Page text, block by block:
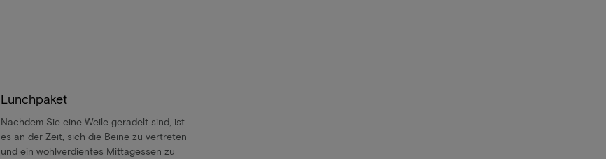
Lunchpaket
Nachdem Sie eine Weile geradelt sind, ist
es an der Zeit, sich die Beine zu vertreten
und ein wohlverdientes Mittagessen zu